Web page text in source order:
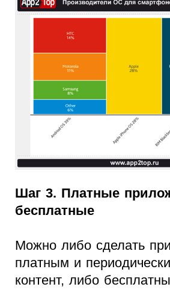
Шаг 3. Платные
бесплатные
Можно либо сделать
платным и
контент, либо